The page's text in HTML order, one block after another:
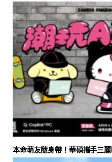
本命萌友隨身帶！華碩攜手三